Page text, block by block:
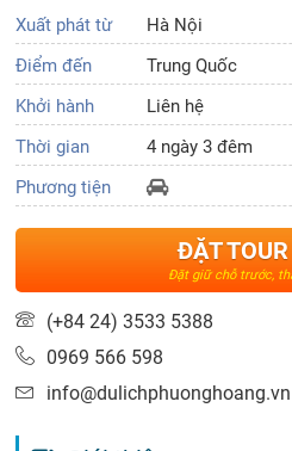
Xuất phát từ
Hà Nội
Điểm đến
Trung Quốc
Khởi hành
Liên hệ
Thời gian
4 ngày 3 đêm
Phương tiện
ĐẶT
Đặt giữ chỗ trước,
(+84 24) 3533 5388
0969 566 598
info@dulichphuonghoang.vn